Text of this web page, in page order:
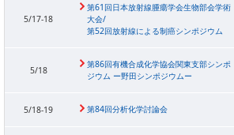
5/17-18
第61回日本放射線腫瘍学会生物部会学術
大会/
第52回放射線による制癌シンポジウム
5/18
第86回有機合成化学協会関東支部シンポ
ジウム ー野田シンポジウムー
5/18-19 第84回分析化学討論会